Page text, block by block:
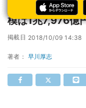
2022年の国内
模は1兆7,976億
掲載日 2018/10/09 14:38
著者： 早川厚志